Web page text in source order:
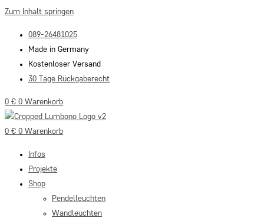
Zum Inhalt springen
089-26481025
Made in Germany
Kostenloser Versand
30 Tage Rückgaberecht
0 € 0 Warenkorb
0 € 0 Warenkorb
Infos
Projekte
Shop
Pendelleuchten
Wandleuchten